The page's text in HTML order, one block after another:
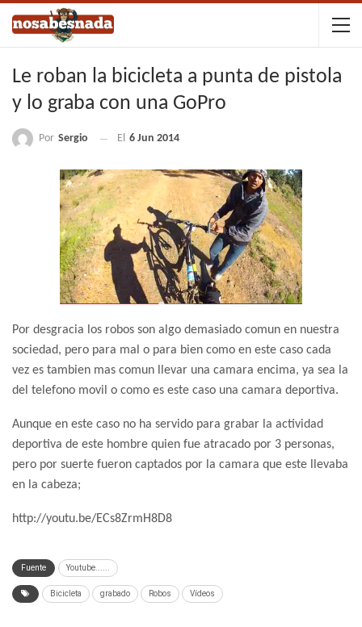
Le roban la bicicleta a punta de pistola
y lo graba con una GoPro
Por Sergio El 6 Jun 2014
Por desgracia los robos son algo demasiado comun en nuestra
sociedad, pero para mal o para bien como en este caso cada
vez es tambien mas comun llevar una camara encima, ya sea la
del telefono movil o como es este caso una camara deportiva.
Aunque en este caso no ha servido para grabar la actividad
deportiva de este hombre quien fue atracado por 3 personas,
pero por suerte fueron captados por la camara que este llevaba
en la cabeza;
http://youtu.be/ECs8ZrmH8D8
Fuente Youtube......
Bicicleta grabado Robos Vídeos